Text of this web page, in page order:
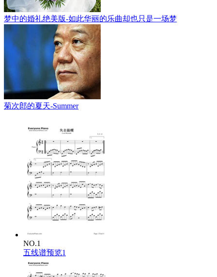
梦中的婚礼绝美版-如此华丽的乐曲却也只是一场梦
菊次郎的夏天-Summer
NO.1
五线谱预览1